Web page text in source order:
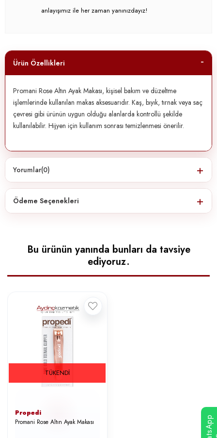
anlayışımız ile her zaman yanınızdayız!
Ürün Özellikleri
Promani Rose Altın Ayak Makası, kişisel bakım ve düzeltme
işlemlerinde kullanılan makas aksesuarıdır. Kaş, bıyık, tırnak veya saç
çevresi gibi ürünün uygun olduğu alanlarda kontrollü şekilde
kullanılabilir. Hijyen için kullanım sonrası temizlenmesi önerilir.
Yorumlar(0)
Ödeme Seçenekleri
Bu ürünün yanında bunları da tavsiye
ediyoruz.
TÜKENDI
Propedi
Promani Rose Altın Ayak Makası